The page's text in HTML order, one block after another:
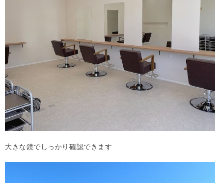
大きな鏡でしっかり確認できます